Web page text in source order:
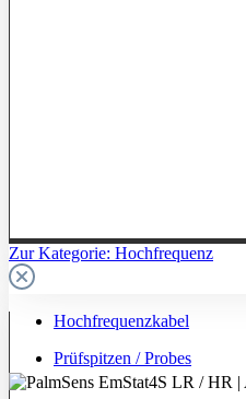
Zur Kategorie: Hochfrequenz
Hochfrequenzkabel
Prüfspitzen / Probes